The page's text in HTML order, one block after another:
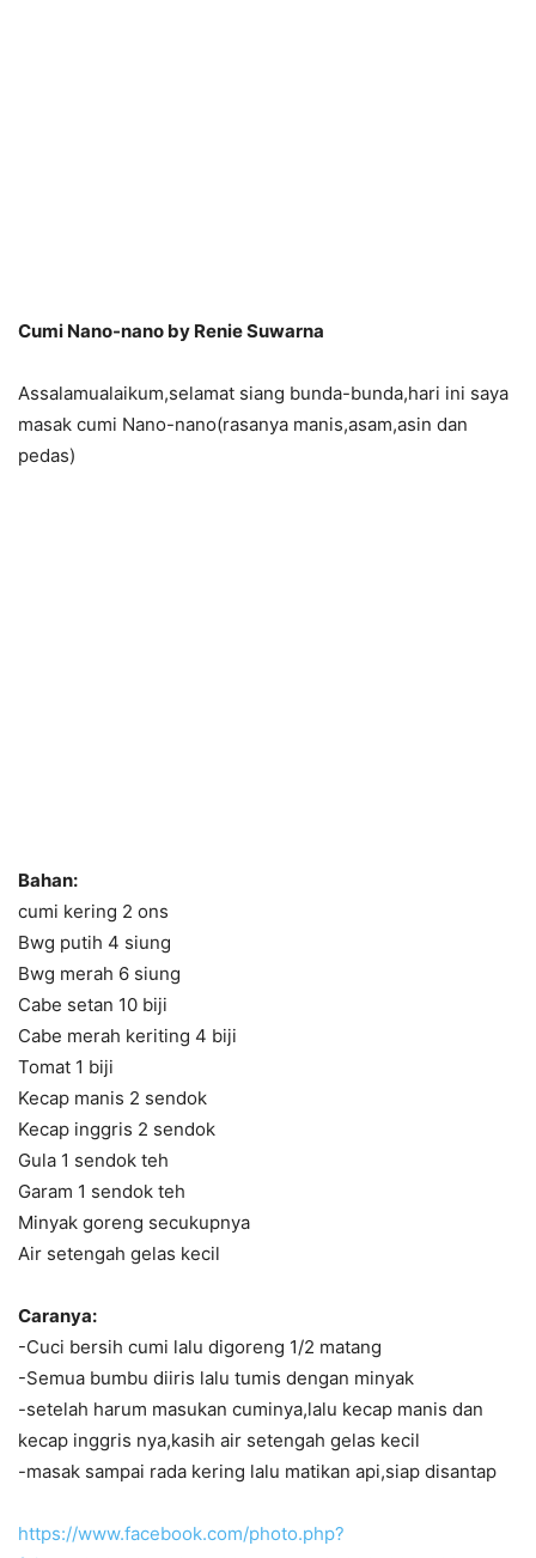
Cumi Nano-nano by Renie Suwarna
Assalamualaikum,selamat siang bunda-bunda,hari ini saya
masak cumi Nano-nano(rasanya manis,asam,asin dan
pedas)
Bahan:
cumi kering 2 ons
Bwg putih 4 siung
Bwg merah 6 siung
Cabe setan 10 biji
Cabe merah keriting 4 biji
Tomat 1 biji
Kecap manis 2 sendok
Kecap inggris 2 sendok
Gula 1 sendok teh
Garam 1 sendok teh
Minyak goreng secukupnya
Air setengah gelas kecil
Caranya:
-Cuci bersih cumi lalu digoreng 1/2 matang
-Semua bumbu diiris lalu tumis dengan minyak
-setelah harum masukan cuminya,lalu kecap manis dan
kecap inggris nya,kasih air setengah gelas kecil
-masak sampai rada kering lalu matikan api,siap disantap
https://www.facebook.com/photo.php?